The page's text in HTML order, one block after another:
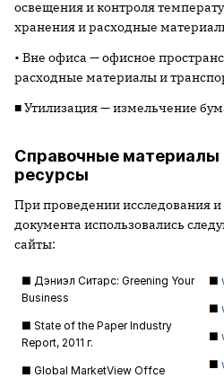
освещения и контроля
хранения и расходные
• Вне офиса — офисное
расходные материалы и
■ Утилизация — измельчение
Справочные материалы
ресурсы
При проведении исследования
документа использовались
сайты:
■ Дэниэл Ситарс: Greening Your
Business
■ State of the Paper Industry
Report, 2011 г.
■ Global MarketView Offce
■
■
■
■